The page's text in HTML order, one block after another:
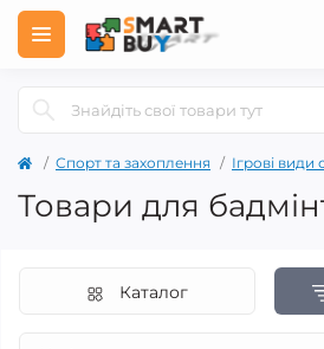
Спорт та захоплення Ігрові види
Товари для
Каталог